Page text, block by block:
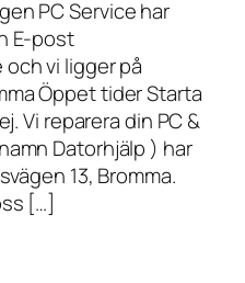
PC Service har
E-post
vi ligger på
Öppet tider Starta
Vi reparera din PC &
Datorhjälp ) har
13, Bromma.
[…]